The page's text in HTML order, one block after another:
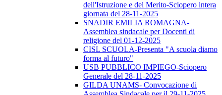
dell'Istruzione e del Merito-Sciopero intera
giornata del 28-11-2025
SNADIR EMILIA ROMAGNA-
Assemblea sindacale per Docenti di
religione del 01-12-2025
CISL SCUOLA-Presenta "A scuola diamo
forma al futuro"
USB PUBBLICO IMPIEGO-Sciopero
Generale del 28-11-2025
GILDA UNAMS- Convocazione di